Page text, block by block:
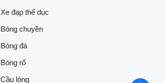
Xe đạp thể dục
Bóng chuyền
Bóng đá
Bóng rổ
Cầu lông